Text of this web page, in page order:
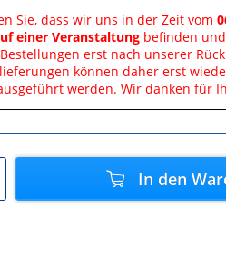
Sie, dass wir uns in der Zeit vom
einer Veranstaltung befinden
erst nach unserer
können daher erst
werden. Wir danken für
In den